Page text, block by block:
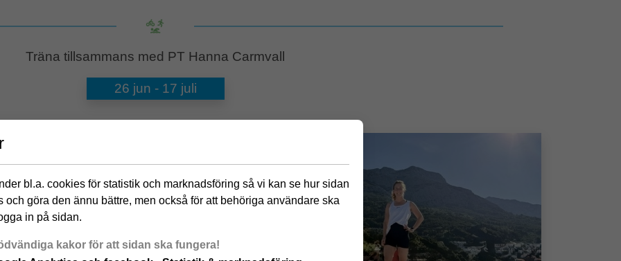
Träna tillsammans med PT Hanna Carmvall
26 jun - 17 juli
från Växjö.
elitsimning till löpning, styrketräning
sig starka och hitta träningsglädjen i
kan anpassas efter olika nivåer, så att
bl.a. cookies för statistik och marknadsföring så vi kan se hur sidan
och göra den ännu bättre, men också för att behöriga användare ska
in på sidan.
kakor för att sidan ska fungera!